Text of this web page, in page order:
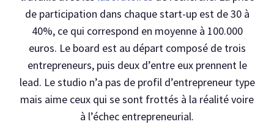
de participation dans chaque start-up est de 30 à
40%, ce qui correspond en moyenne à 100.000
euros. Le board est au départ composé de trois
entrepreneurs, puis deux d’entre eux prennent le
lead. Le studio n’a pas de profil d’entrepreneur type
mais aime ceux qui se sont frottés à la réalité voire
à l’échec entrepreneurial.